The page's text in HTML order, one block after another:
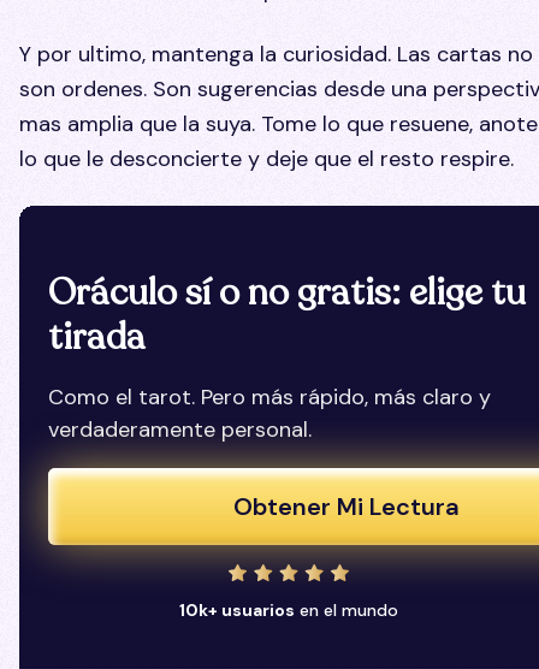
Y por ultimo, mantenga la curiosidad. Las cartas no
son ordenes. Son sugerencias desde una
mas amplia que la suya. Tome lo que resuene, anote
lo que le desconcierte y deje que el resto respire.
Oráculo sí o no gratis: elige tu
tirada
Como el tarot. Pero más rápido, más claro y
verdaderamente personal.
Obtener Mi Lectura
10k+ usuarios en el mundo